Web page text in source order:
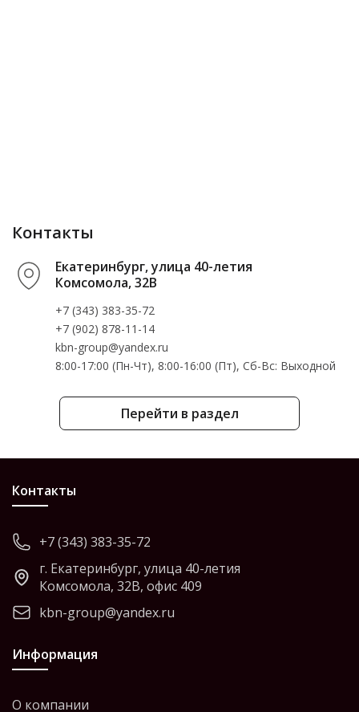
Перейти в раздел
Контакты
Екатеринбург, улица 40-летия
Комсомола, 32В
+7 (343) 383-35-72
+7 (902) 878-11-14
kbn-group@yandex.ru
8:00-17:00 (Пн-Чт), 8:00-16:00 (Пт), Cб-Вс: Выходной
Контакты
+7 (343) 383-35-72
г. Екатеринбург, улица 40-летия
Комсомола, 32В, офис 409
kbn-group@yandex.ru
Информация
О компании